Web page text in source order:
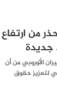
من ارتفاع
جديدة
الأوروبي من أن
لتعزيز حقوق